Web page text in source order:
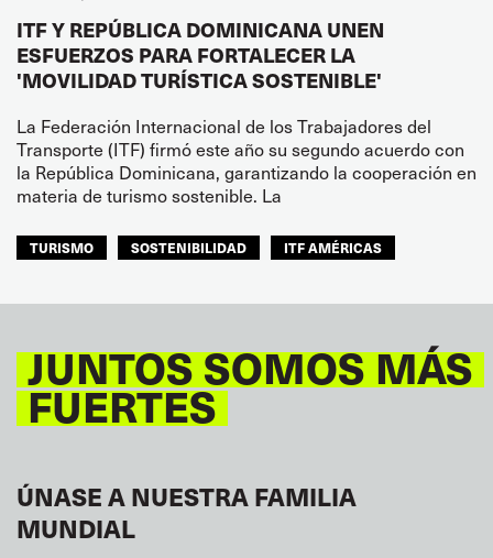
ITF Y REPÚBLICA DOMINICANA UNEN
ESFUERZOS PARA FORTALECER LA
'MOVILIDAD TURÍSTICA SOSTENIBLE'
La Federación Internacional de los Trabajadores del
Transporte (ITF) firmó este año su segundo acuerdo con
la República Dominicana, garantizando la cooperación en
materia de turismo sostenible. La
TURISMO SOSTENIBILIDAD ITF AMÉRICAS
JUNTOS SOMOS MÁS
FUERTES
ÚNASE A NUESTRA FAMILIA
MUNDIAL